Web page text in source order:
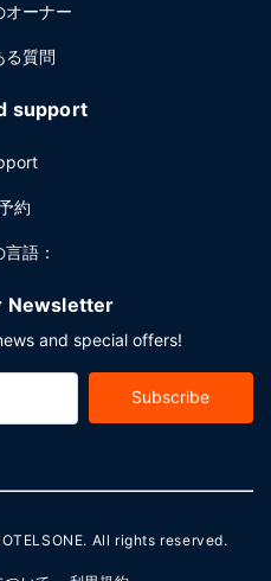
オーナー
る質問
support
約
語：
Newsletter
and special offers!
Subscribe
. All rights reserved.